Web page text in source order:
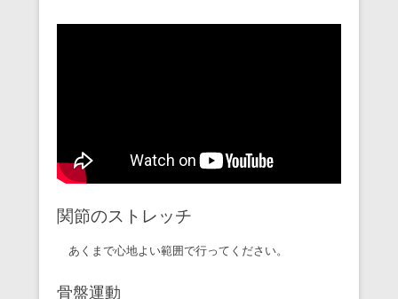
関節のストレッチ
あくまで心地よい範囲で行ってください。
骨盤運動